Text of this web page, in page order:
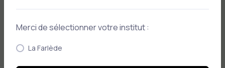
Voir nos forfaits
Merci de sélectionner votre institut :
La Farlède